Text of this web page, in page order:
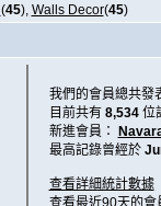
(45), Walls Decor(45)
我們的會員總共發
目前共有 8,534位
新進會員：
最高記錄曾經於
查看詳細統計數據
查看最近90天的會